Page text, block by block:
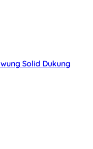
Solid Dukung